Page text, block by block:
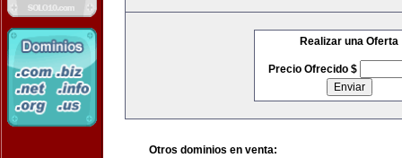
Realizar una Oferta
Precio Ofrecido $
Otros dominios en venta: